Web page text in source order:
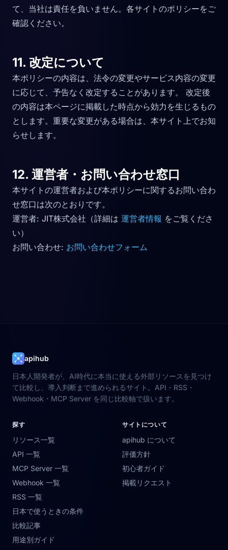
て、当社は責任を負いません。各サイトのポリシーをご
確認ください。
11. 改定について
本ポリシーの内容は、法令の変更やサービス内容の変更
に応じて、予告なく改定することがあります。 改定後
の内容は本ページに掲載した時点から効力を生じるもの
とします。重要な変更がある場合は、本サイト上でお知
らせします。
12. 運営者・お問い合わせ窓口
本サイトの運営者および本ポリシーに関するお問い合わ
せ窓口は次のとおりです。
運営者: JIT株式会社（詳細は 運営者情報 をご覧くださ
い）
お問い合わせ: お問い合わせフォーム
apihub
日本人開発者が、AI時代に本当に使える外部リソースを見つけ
て比較し、導入判断まで進められるサイト。API・RSS・
Webhook・MCP Server を同じ比較軸で扱います。
探す
リソース一覧
API 一覧
MCP Server 一覧
Webhook 一覧
RSS 一覧
日本で使うときの条件
比較記事
用途別ガイド
サイトについて
apihub について
評価方針
初心者ガイド
掲載リクエスト